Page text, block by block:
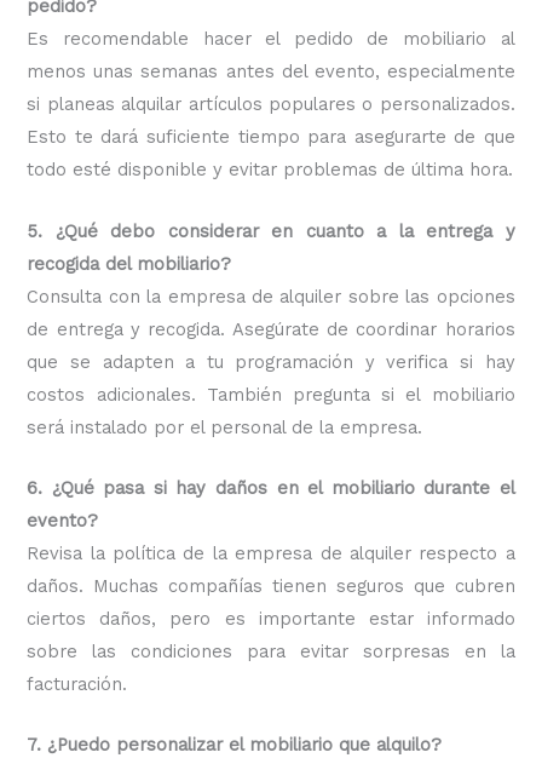
pedido?
Es recomendable hacer el pedido de mobiliario al
menos unas semanas antes del evento, especialmente
si planeas alquilar artículos populares o personalizados.
Esto te dará suficiente tiempo para asegurarte de que
todo esté disponible y evitar problemas de última hora.
5. ¿Qué debo considerar en cuanto a la entrega y
recogida del mobiliario?
Consulta con la empresa de alquiler sobre las opciones
de entrega y recogida. Asegúrate de coordinar horarios
que se adapten a tu programación y verifica si hay
costos adicionales. También pregunta si el mobiliario
será instalado por el personal de la empresa.
6. ¿Qué pasa si hay daños en el mobiliario durante el
evento?
Revisa la política de la empresa de alquiler respecto a
daños. Muchas compañías tienen seguros que cubren
ciertos daños, pero es importante estar informado
sobre las condiciones para evitar sorpresas en la
facturación.
7. ¿Puedo personalizar el mobiliario que alquilo?